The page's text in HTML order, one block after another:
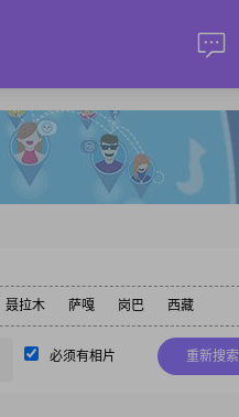
聂拉木 萨嘎 岗巴 西藏
必须有相片 重新搜索